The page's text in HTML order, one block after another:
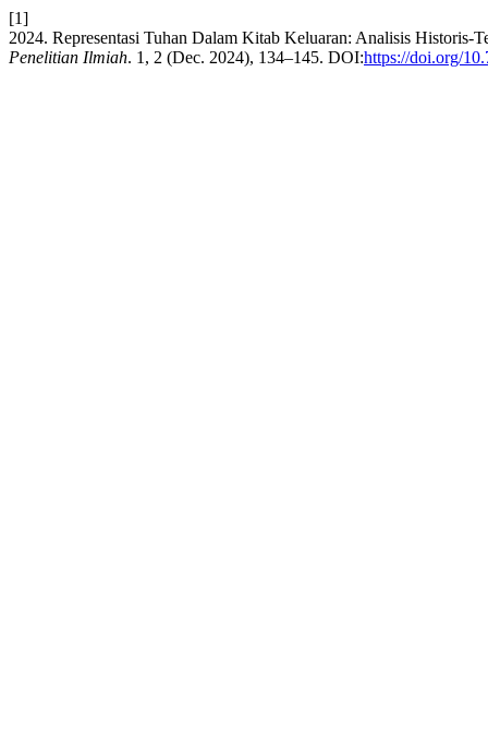
[1]
2024. Representasi Tuhan Dalam Kitab Keluaran: Analisis
Penelitian Ilmiah. 1, 2 (Dec. 2024), 134–145. DOI:https://doi.org/